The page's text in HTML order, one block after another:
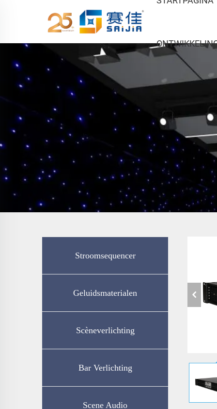
Stroomsequencer
Geluidsmaterialen
Scèneverlichting
Bar Verlichting
Scene Audio